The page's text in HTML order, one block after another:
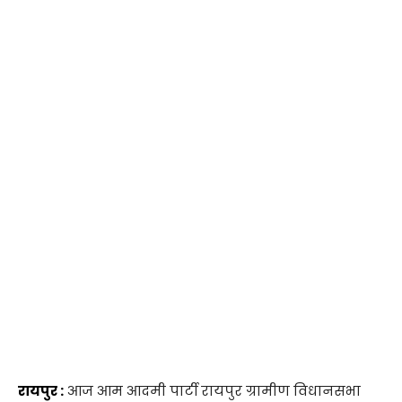
रायपुर :आज आम आदमी पार्टी रायपुर ग्रामीण विधानसभा